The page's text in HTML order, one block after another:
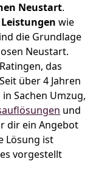
Neustart.
wie
die Grundlage
Neustart.
das
über 4 Jahren
Sachen Umzug,
und
dir ein Angebot
Lösung ist
vorgestellt